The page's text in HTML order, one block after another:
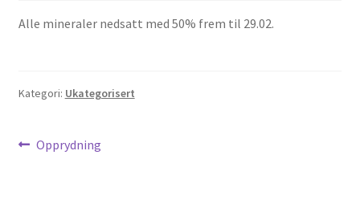
Min konto
Personvern
Alle mineraler nedsatt med 50% frem til 29.02.
Kategori: Ukategorisert
Opprydning